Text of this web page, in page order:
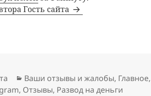
Гость сайта
Рубрики
Ваши отзывы и жалобы, Главное
, Отзывы, Развод на деньги